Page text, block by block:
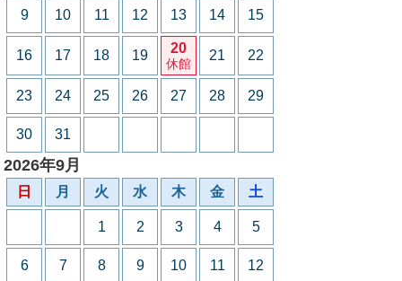
9 10 11 12 13 14 15
16 17 18 19 20
休館
21 22
23 24 25 26 27 28 29
30 31
2026年9月
日 月 火 水 木 金 土
1 2 3 4 5
6 7 8 9 10 11 12